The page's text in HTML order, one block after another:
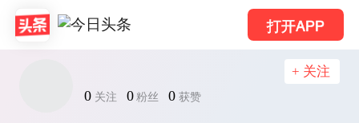
打开APP
0 关注 0 粉丝 0 获赞
+ 关注